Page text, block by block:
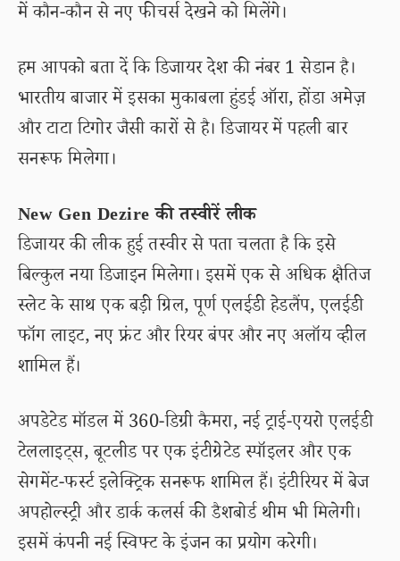
में कौन-कौन से नए फीचर्स देखने को मिलेंगे।
हम आपको बता दें कि डिजायर देश की नंबर 1 सेडान है।
भारतीय बाजार में इसका मुकाबला हुंडई ऑरा, होंडा अमेज़
और टाटा टिगोर जैसी कारों से है। डिजायर में पहली बार
सनरूफ मिलेगा।
New Gen Dezire की तस्वीरें लीक
डिजायर की लीक हुई तस्वीर से पता चलता है कि इसे
बिल्कुल नया डिजाइन मिलेगा। इसमें एक से अधिक क्षैतिज
स्लेट के साथ एक बड़ी ग्रिल, पूर्ण एलईडी हेडलैंप, एलईडी
फॉग लाइट, नए फ्रंट और रियर बंपर और नए अलॉय व्हील
शामिल हैं।
अपडेटेड मॉडल में 360-डिग्री कैमरा, नई ट्राई-एयरो एलईडी
टेललाइट्स, बूटलीड पर एक इंटीग्रेटेड स्पॉइलर और एक
सेगमेंट-फर्स्ट इलेक्ट्रिक सनरूफ शामिल हैं। इंटीरियर में बेज
अपहोल्स्ट्री और डार्क कलर्स की डैशबोर्ड थीम भी मिलेगी।
इसमें कंपनी नई स्विफ्ट के इंजन का प्रयोग करेगी।